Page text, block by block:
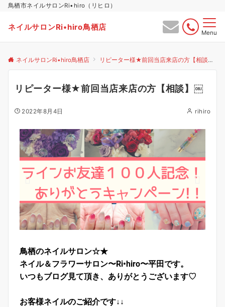
鳥栖市ネイルサロンRi•hiro（リヒロ）
ネイルサロンRi•hiro鳥栖店
Menu
ネイルサロンRi•hiro鳥栖店 リピーター様★前回当店来店の方【相談】
リピーター様★前回当店来店の方【相談】￼
2022年8月4日 rihiro
鳥栖のネイルサロン☆★
ネイル＆フラワーサロン〜Ri•hiro〜平田です。
いつもブログ見て頂き、ありがとうございます♡
お客様ネイルのご紹介です↓↓